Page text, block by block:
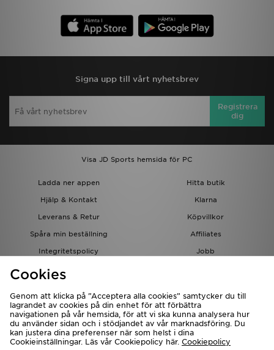
Signa upp till vårt nyhetsbrev
Registrera
dig
Visa JD Sports hemsida för PC
Ladda ner appen
Hitta butik
Hjälp & Kontakt
Klarna
Leverans & Retur
Köpvillkor
Spåra min beställning
Affiliates
Integritetspolicy
Jobb
JD-bloggen
Cookies
Genom att klicka på ”Acceptera alla cookies” samtycker du till
lagrandet av cookies på din enhet för att förbättra
navigationen på vår hemsida, för att vi ska kunna analysera hur
du använder sidan och i stödjandet av vår marknadsföring. Du
kan justera dina preferenser när som helst i dina
Cookieinställningar. Läs vår Cookiepolicy här. Cookiepolicy